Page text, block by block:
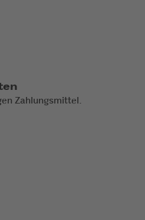
Zahlungsmittel.